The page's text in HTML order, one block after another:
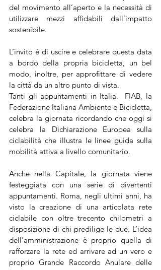
del movimento all’aperto e la necessità di
utilizzare mezzi affidabili dall’impatto
sostenibile.
L’invito è di uscire e celebrare questa data
a bordo della propria bicicletta, un bel
modo, inoltre, per approfittare di vedere
la città da un altro punto di vista.
Tanti gli appuntamenti in Italia.  FIAB, la
Federazione Italiana Ambiente e Bicicletta,
celebra la giornata ricordando che oggi si
celebra la Dichiarazione Europea sulla
ciclabilità che illustra le linee guida sulla
mobilità attiva a livello comunitario.
Anche nella Capitale, la giornata viene
festeggiata con una serie di divertenti
appuntamenti. Roma, negli ultimi anni, ha
visto la creazione di una articolata rete
ciclabile con oltre trecento chilometri a
disposizione di chi predilige le due. L’idea
dell’amministrazione è proprio quella di
rafforzare la rete ed arrivare ad un vero e
proprio Grande Raccordo Anulare delle